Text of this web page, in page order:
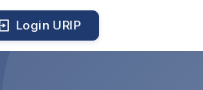
Login URIP